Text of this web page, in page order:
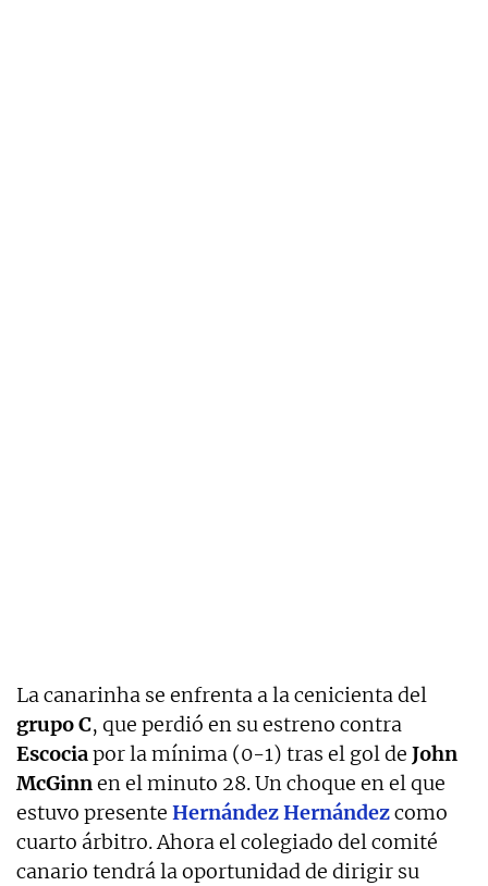
La canarinha se enfrenta a la cenicienta del
grupo C, que perdió en su estreno contra
Escociapor la mínima (0-1) tras el gol de John
McGinnen el minuto 28. Un choque en el que
estuvo presente Hernández Hernándezcomo
cuarto árbitro. Ahora el colegiado del comité
canario tendrá la oportunidad de dirigir su